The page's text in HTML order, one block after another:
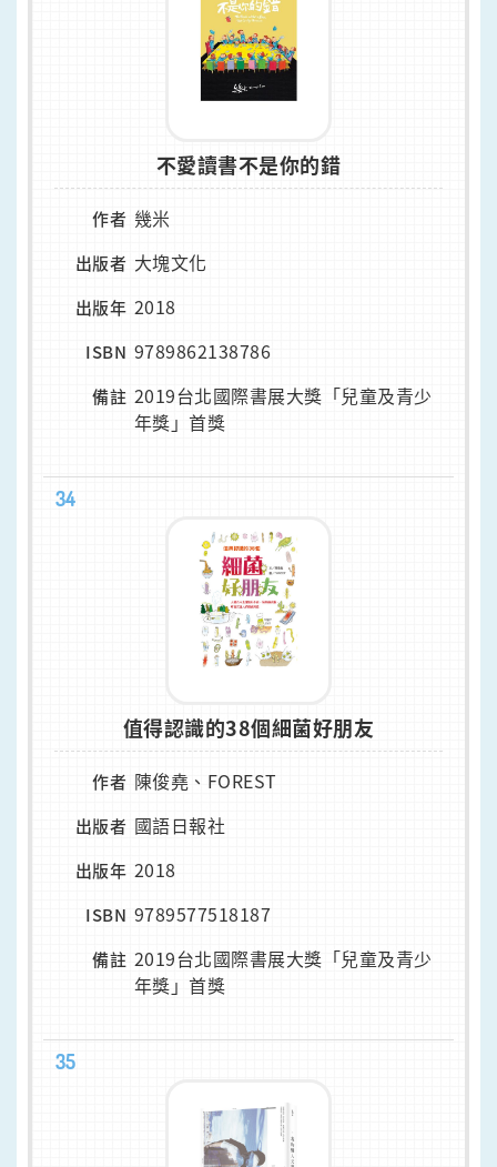
不愛讀書不是你的錯
作者 幾米
出版者 大塊文化
出版年 2018
ISBN 9789862138786
備註 2019台北國際書展大獎「兒童及青少
年獎」首獎
34
值得認識的38個細菌好朋友
作者 陳俊堯、FOREST
出版者 國語日報社
出版年 2018
ISBN 9789577518187
備註 2019台北國際書展大獎「兒童及青少
年獎」首獎
35